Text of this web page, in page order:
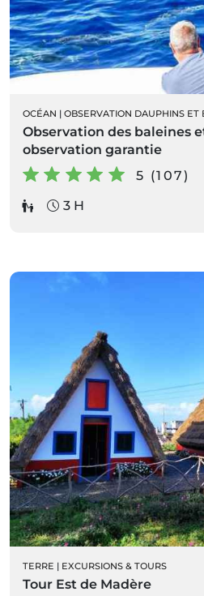
OCÉAN | OBSERVATION DAUPHINS ET
Observation des baleines
observation garantie
5 (107)
3 H
TERRE | EXCURSIONS & TOURS
Tour Est de Madère